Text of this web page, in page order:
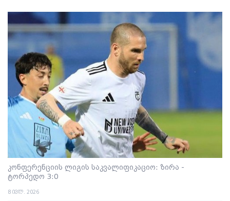
კონფერენციის ლიგის საკვალიფიკაციო: ზირა -
ტორპედო 3:0
8 ივლ. 2026